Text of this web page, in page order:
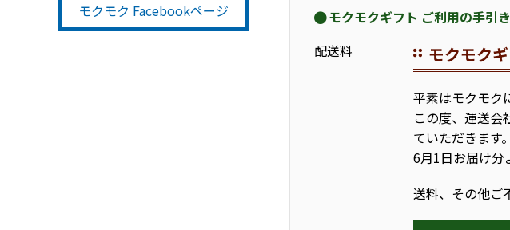
モクモク Facebookページ
モクモクギフト ご利用の手引き
配送料
モクモク
平素はモクモク
この度、運送会
ていただきます。
6月1日お届け分
送料、その他ご